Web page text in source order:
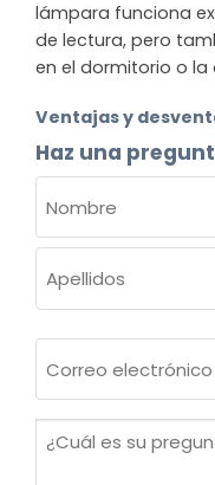
lámpara funciona
de lectura, pero
en el dormitorio o la
Ventajas y
Haz una
(OBLIGATORIO)
Nombre
electrónico
¿Cuál